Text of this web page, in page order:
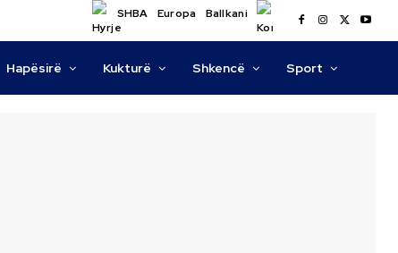
SHBA Europa Ballkani
Hapësirë Kukturë Shkencë Sport